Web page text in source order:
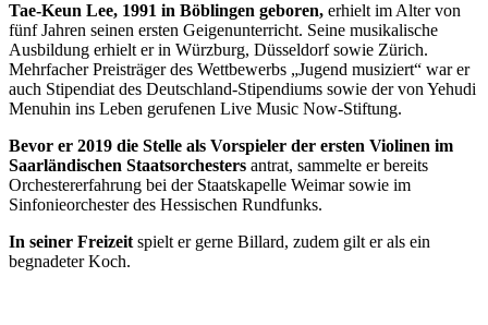
Tae-Keun Lee, 1991 in Böblingen geboren, erhielt im Alter von
fünf Jahren seinen ersten Geigenunterricht. Seine musikalische
Ausbildung erhielt er in Würzburg, Düsseldorf sowie Zürich.
Mehrfacher Preisträger des Wettbewerbs „Jugend musiziert“ war er
auch Stipendiat des Deutschland-Stipendiums sowie der von Yehudi
Menuhin ins Leben gerufenen Live Music Now-Stiftung.
Bevor er 2019 die Stelle als Vorspieler der ersten Violinen im
Saarländischen Staatsorchesters antrat, sammelte er bereits
Orchestererfahrung bei der Staatskapelle Weimar sowie im
Sinfonieorchester des Hessischen Rundfunks.
In seiner Freizeit spielt er gerne Billard, zudem gilt er als ein
begnadeter Koch.